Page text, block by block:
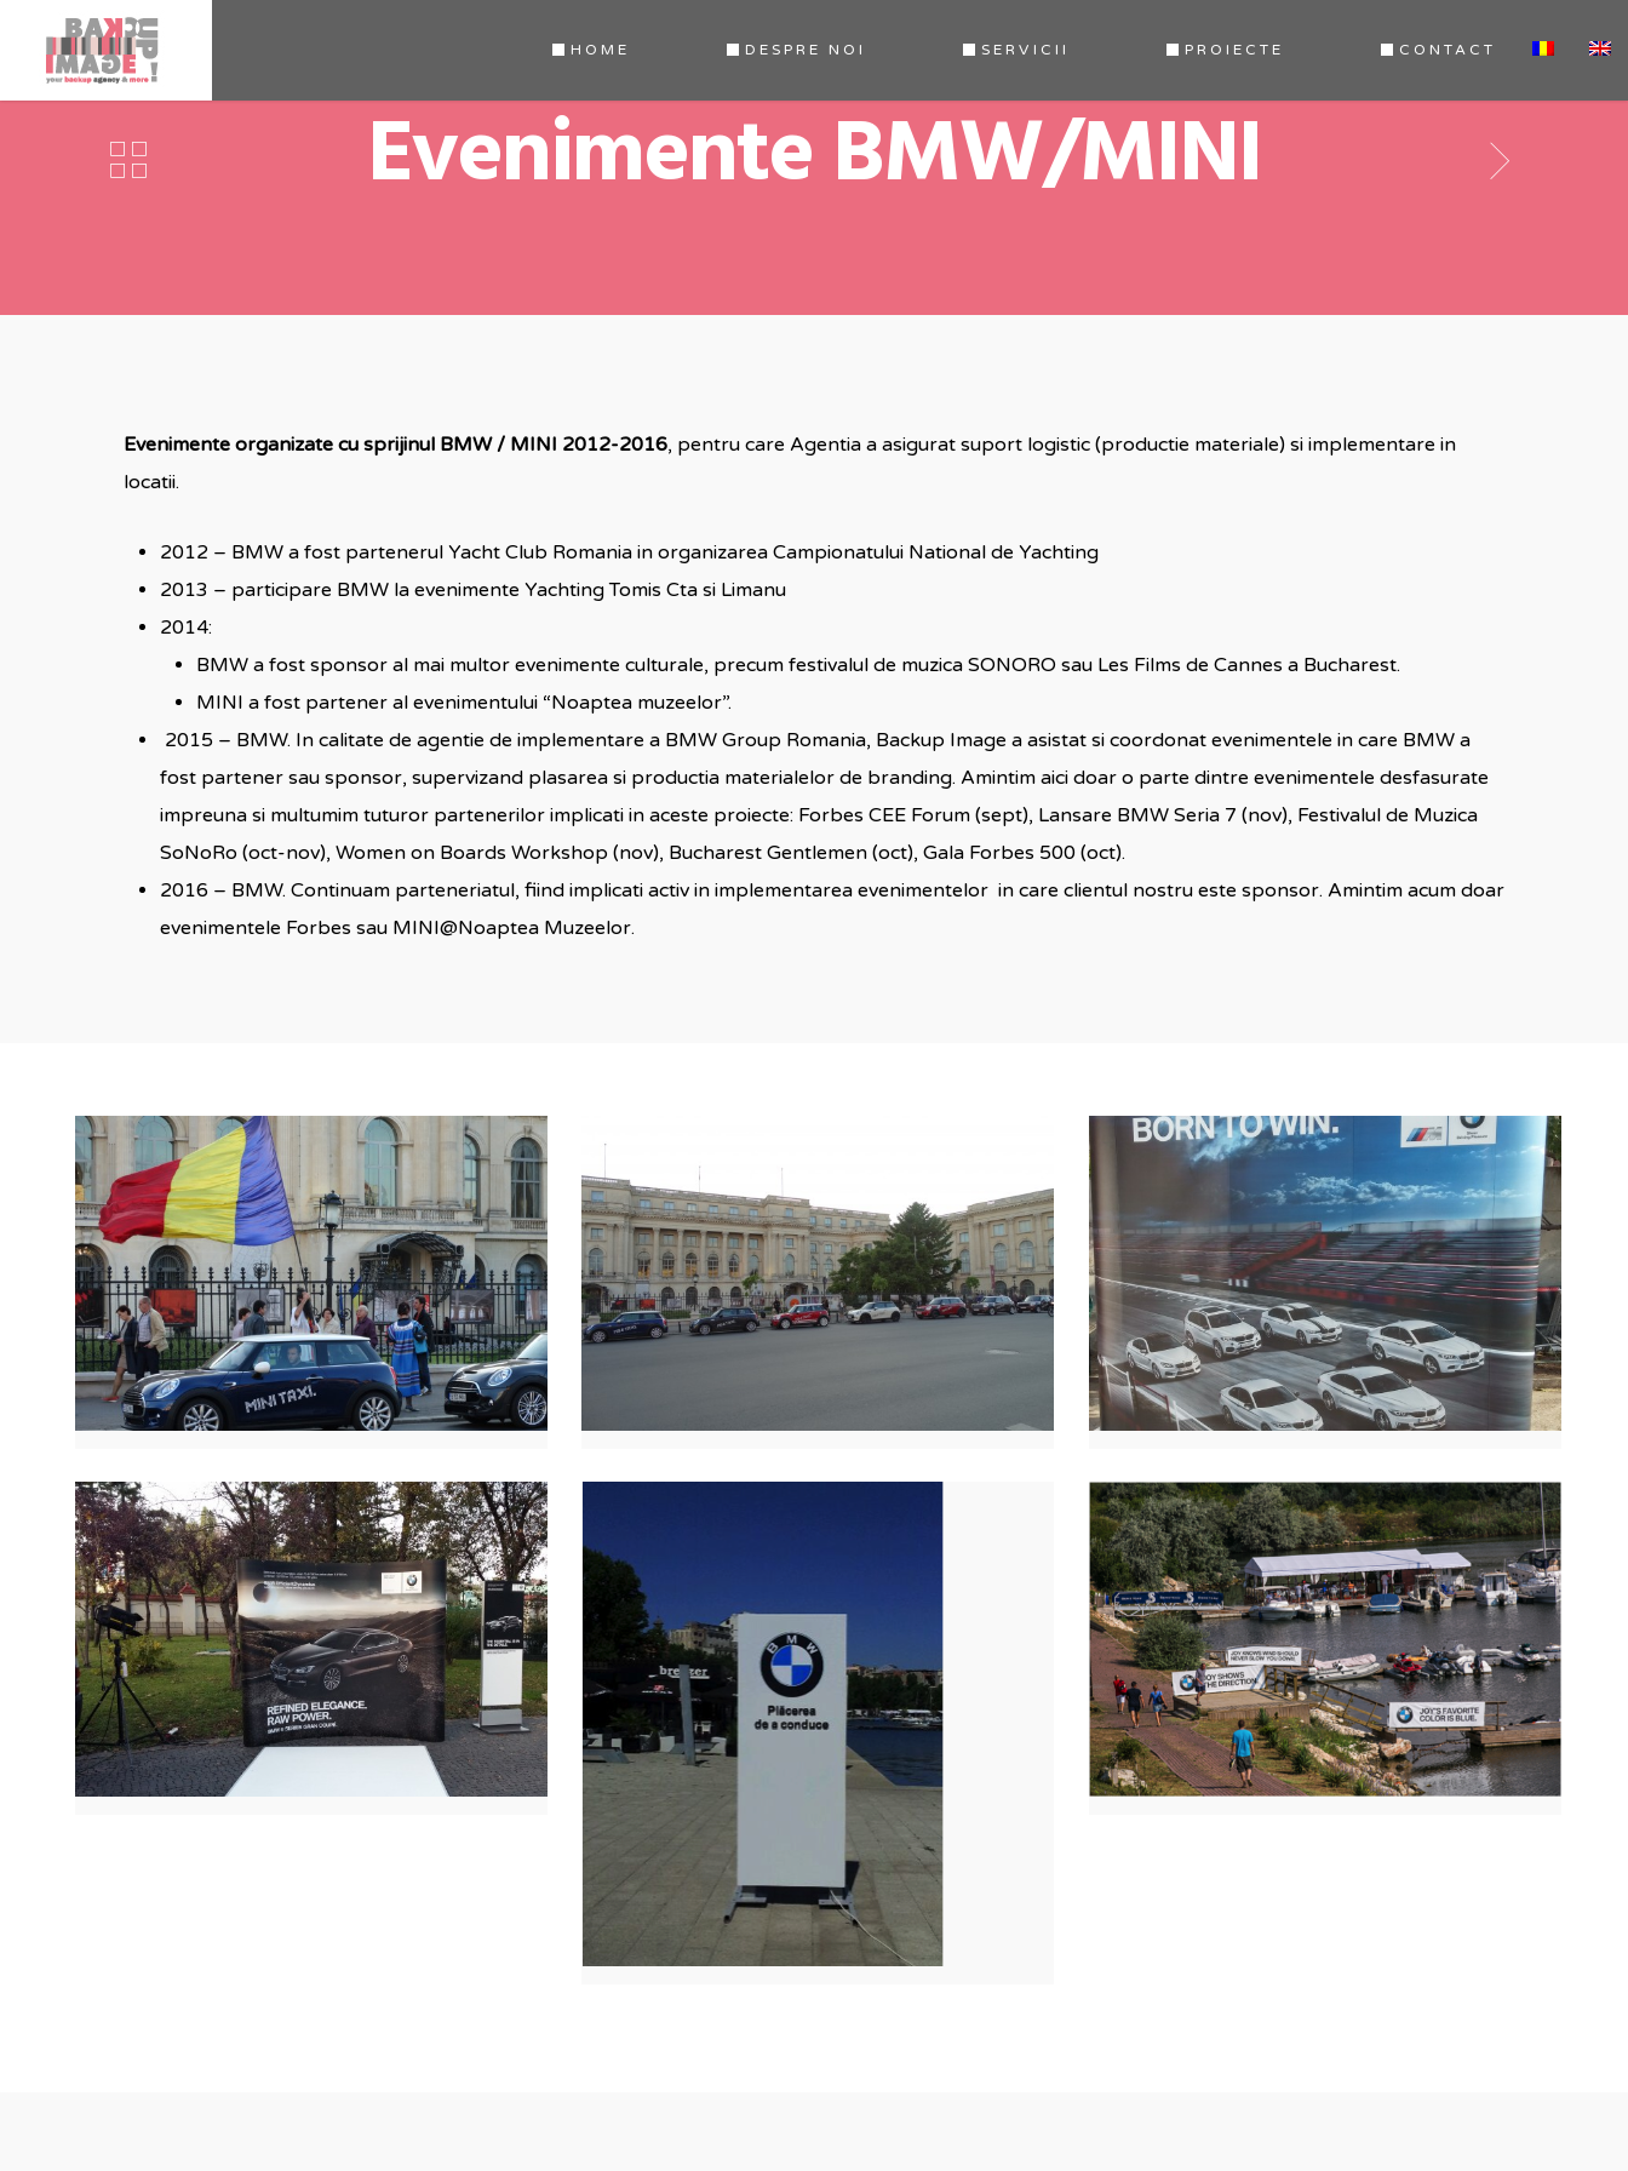
HOME DESPRE NOI SERVICII PROIECTE CONTACT
Evenimente BMW/MINI
Evenimente organizate cu sprijinul BMW / MINI 2012-2016, pentru care Agentia a asigurat suport logistic (productie materiale) si implementare in
locatii.
2012 – BMW a fost partenerul Yacht Club Romania in organizarea Campionatului National de Yachting
2013 – participare BMW la evenimente Yachting Tomis Cta si Limanu
2014:
BMW a fost sponsor al mai multor evenimente culturale, precum festivalul de muzica SONORO sau Les Films de Cannes a Bucharest.
MINI a fost partener al evenimentului “Noaptea muzeelor”.
2015 – BMW. In calitate de agentie de implementare a BMW Group Romania, Backup Image a asistat si coordonat evenimentele in care BMW a
fost partener sau sponsor, supervizand plasarea si productia materialelor de branding. Amintim aici doar o parte dintre evenimentele desfasurate
impreuna si multumim tuturor partenerilor implicati in aceste proiecte: Forbes CEE Forum (sept), Lansare BMW Seria 7 (nov), Festivalul de Muzica
SoNoRo (oct-nov), Women on Boards Workshop (nov), Bucharest Gentlemen (oct), Gala Forbes 500 (oct).
2016 – BMW. Continuam parteneriatul, fiind implicati activ in implementarea evenimentelor in care clientul nostru este sponsor. Amintim acum doar
evenimentele Forbes sau MINI@Noaptea Muzeelor.